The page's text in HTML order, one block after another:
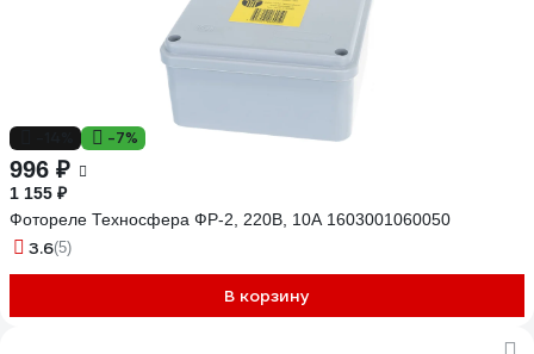
-7%
996 ₽
1 155 ₽
Фотореле Техносфера ФР-2, 220В, 10А 1603001060050
3.6(5)
В корзину